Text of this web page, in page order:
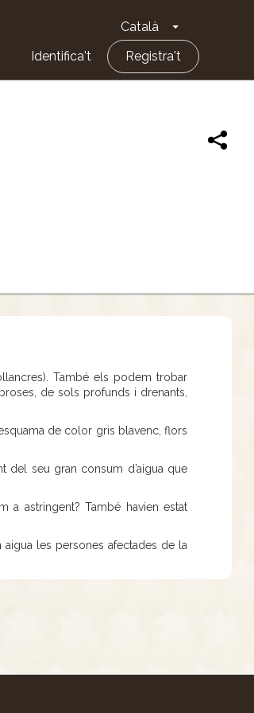
Català Toggle
Identifica't Registra't
També els podem trobar
de sols profunds i drenants,
de color gris blavenc, flors
del seu gran consum d’aigua que
a astringent? També havien estat
les persones afectades de la